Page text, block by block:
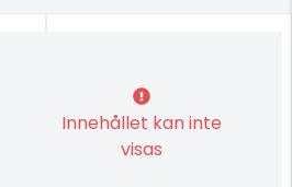
Innehållet kan inte
visas